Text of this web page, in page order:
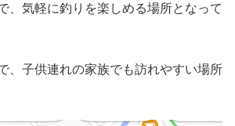
、気軽に釣りを楽しめる場所となって
、子供連れの家族でも訪れやすい場所